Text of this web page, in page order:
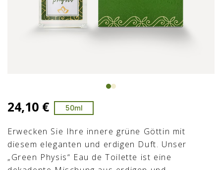
24,10 € 50ml
Erwecken Sie Ihre innere grüne Göttin mit
diesem eleganten und erdigen Duft. Unser
„Green Physis“ Eau de Toilette ist eine